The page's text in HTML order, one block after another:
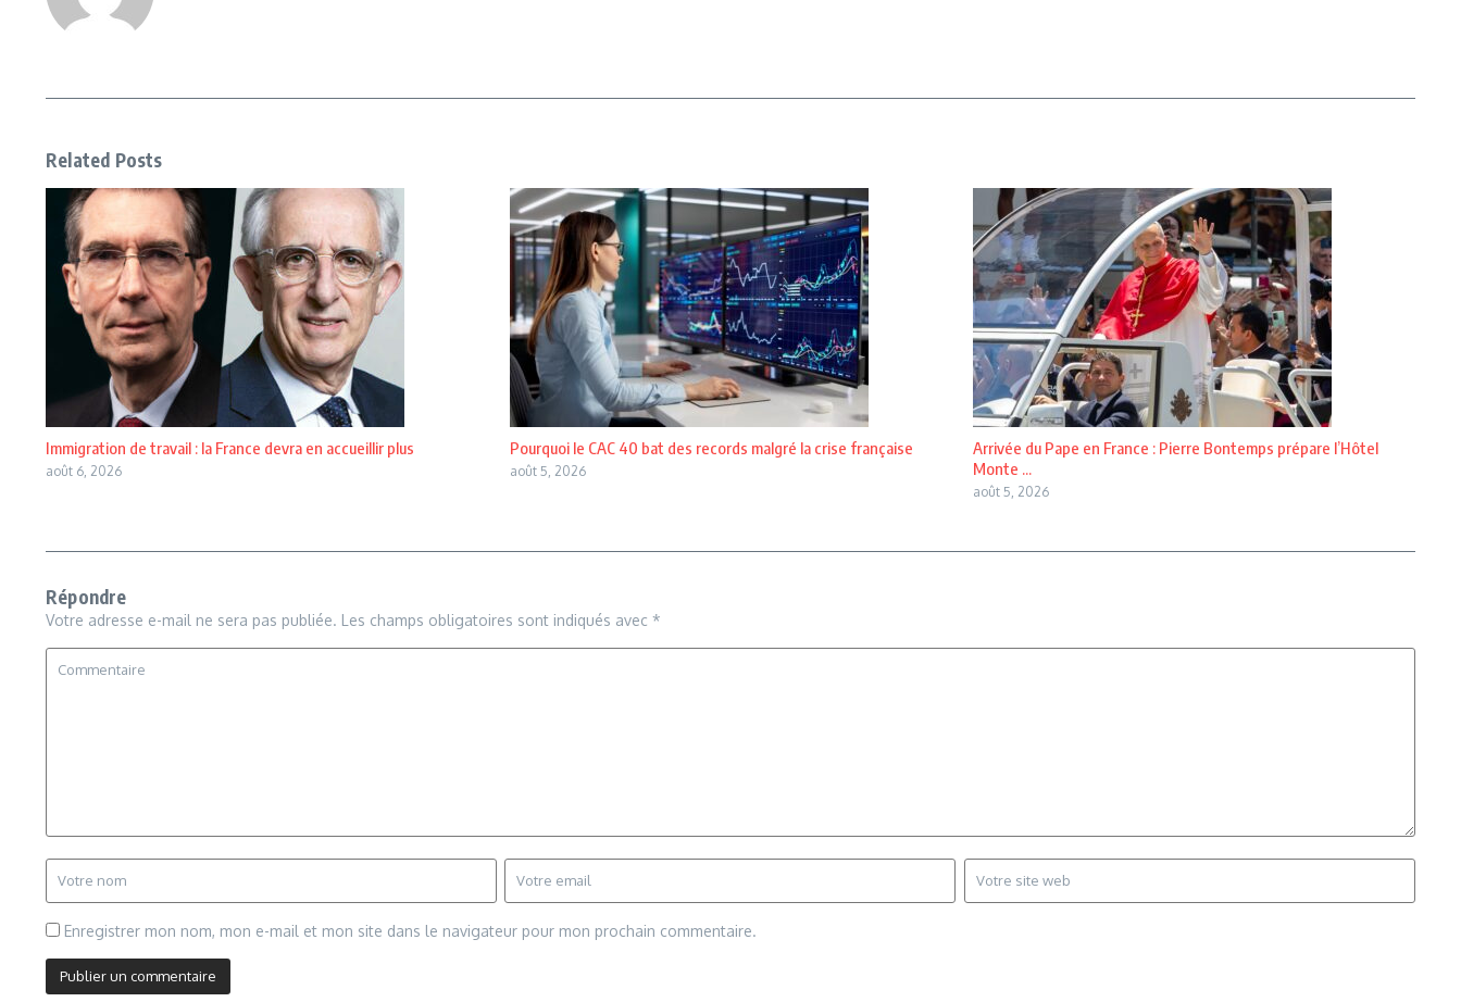
Related Posts
Immigration de travail : la France devra en accueillir plus
août 6, 2026
Pourquoi le CAC 40 bat des records malgré la crise française
août 5, 2026
Arrivée du Pape en France : Pierre Bontemps prépare l’Hôtel
Monte ...
août 5, 2026
Répondre
Votre adresse e-mail ne sera pas publiée. Les champs obligatoires sont indiqués avec *
Enregistrer mon nom, mon e-mail et mon site dans le navigateur pour mon prochain commentaire.